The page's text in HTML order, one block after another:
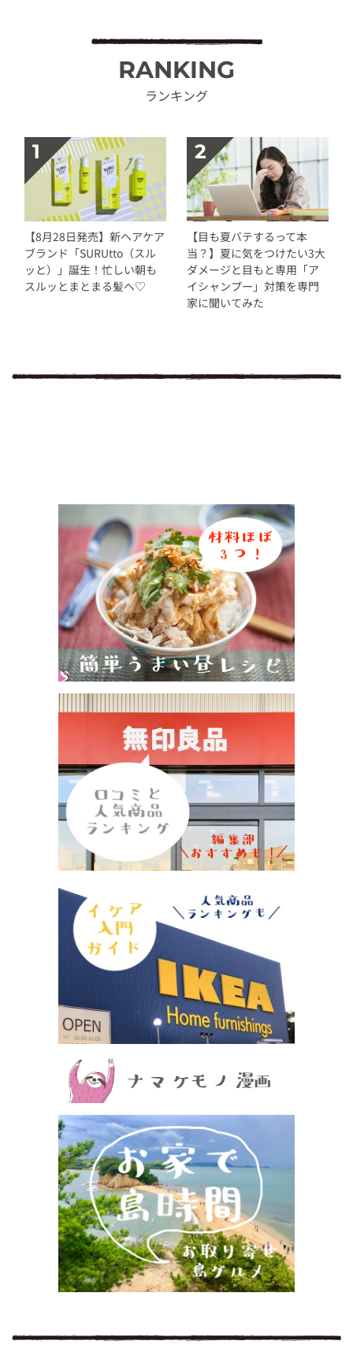
RANKING
ランキング
【8月28日発売】新ヘアケア
ブランド「SURUtto（スル
ッと）」誕生！忙しい朝も
スルッとまとまる髪へ♡
【目も夏バテするって本
当？】夏に気をつけたい3大
ダメージと目もと専用「ア
イシャンプー」対策を専門
家に聞いてみた